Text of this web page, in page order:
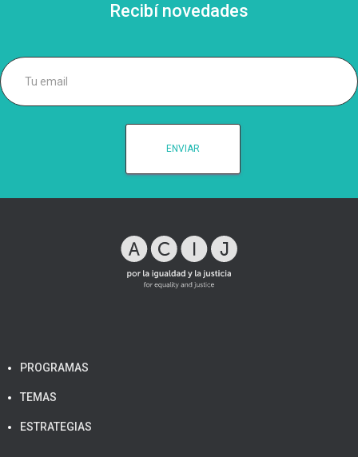
Recibí novedades
PROGRAMAS
TEMAS
ESTRATEGIAS